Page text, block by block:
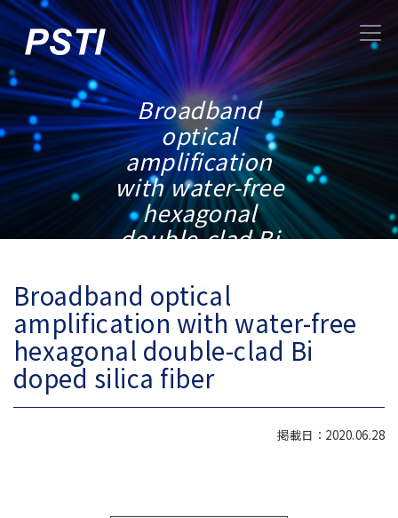
Broadband
optical
amplification
with water-free
hexagonal
double-clad Bi
Broadband optical
amplification with water-free
hexagonal double-clad Bi
doped silica fiber
掲載日：2020.06.28